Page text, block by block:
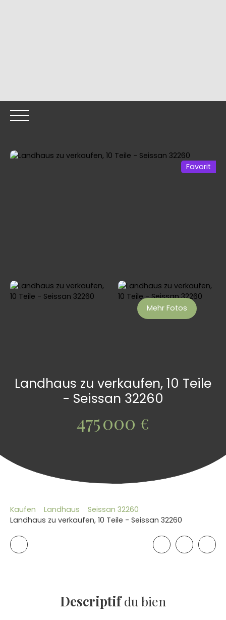
Favorit
Mehr Fotos
Landhaus zu verkaufen, 10 Teile
- Seissan 32260
475 000 €
Kaufen Landhaus
Seissan 32260
Landhaus zu verkaufen, 10 Teile - Seissan 32260
Descriptifdu bien